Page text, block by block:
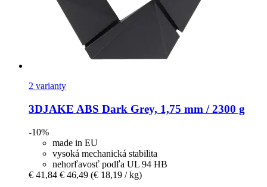
2 varianty
3DJAKE ABS Dark Grey, 1,75 mm / 2300 g
-10%
made in EU
vysoká mechanická stabilita
nehorľavosť podľa UL 94 HB
€ 41,84 € 46,49 (€ 18,19 / kg)